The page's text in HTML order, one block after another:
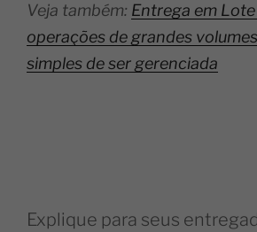
Veja também: Entrega em
operações de grandes
simples de ser gerenciada
Explique para seus